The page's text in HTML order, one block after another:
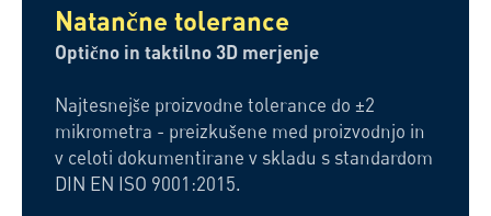
Natančne tolerance
Optično in taktilno 3D merjenje
Najtesnejše proizvodne tolerance do ±2
mikrometra - preizkušene med proizvodnjo in
v celoti dokumentirane v skladu s standardom
DIN EN ISO 9001:2015.